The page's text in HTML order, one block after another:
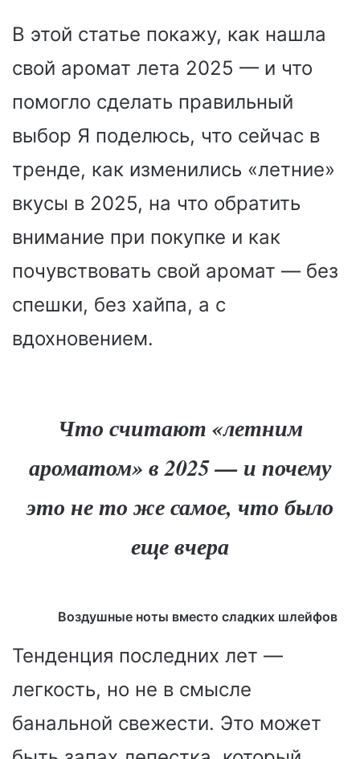
В этой статье покажу, как нашла
свой аромат лета 2025 — и что
помогло сделать правильный
выбор Я поделюсь, что сейчас в
тренде, как изменились «летние»
вкусы в 2025, на что обратить
внимание при покупке и как
почувствовать свой аромат — без
спешки, без хайпа, а с
вдохновением.
Что считают «летним
ароматом» в 2025 — и почему
это не то же самое, что было
еще вчера
Воздушные ноты вместо сладких шлейфов
Тенденция последних лет —
легкость, но не в смысле
банальной свежести. Это может